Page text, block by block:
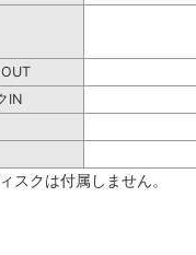
IN
スクは付属しません。